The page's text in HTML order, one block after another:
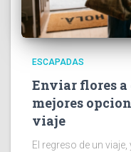
ESCAPADAS
Enviar flores
mejores
viaje
El regreso de un